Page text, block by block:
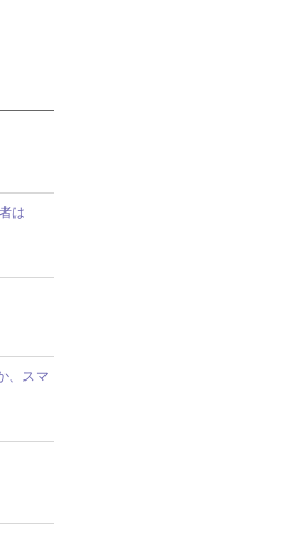
は
、スマ